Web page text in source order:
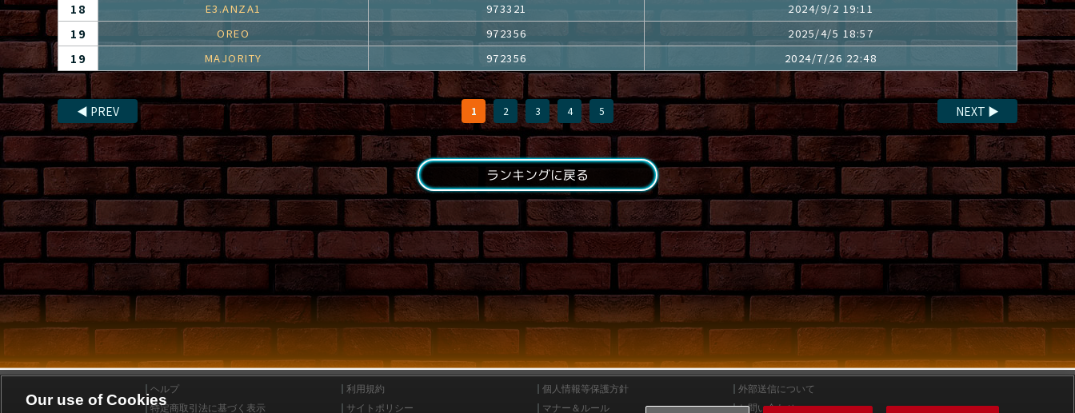
18 E3.ANZA1 973321 2024/9/2 19:11
19 OREO 972356 2025/4/5 18:57
19 MAJORITY 972356 2024/7/26 22:48
◀ PREV 1 2 3 4 5 NEXT ▶
ランキングに戻る
ヘルプ 利用規約 個人情報等保護方針
外部送信について
特定商取引法に基づく表示
サイトポリシー マナー＆ルール お問い合わせ
Our use of Cookies